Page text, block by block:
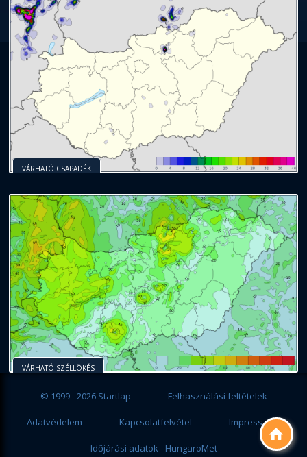

VÁRHATÓ CSAPADÉK
VÁRHATÓ SZÉLLÖKÉS
© 1999 - 2026 Startlap Felhasználási feltételek
Adatvédelem Kapcsolatfelvétel Impresszum
Időjárási adatok - HungaroMet